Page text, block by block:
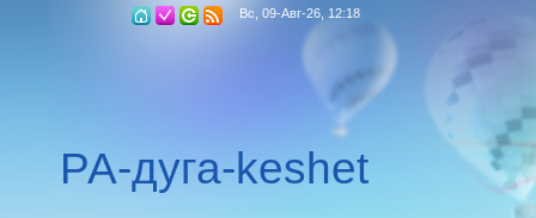
Вс, 09-Авг-26, 12:18
РА-дуга-keshet